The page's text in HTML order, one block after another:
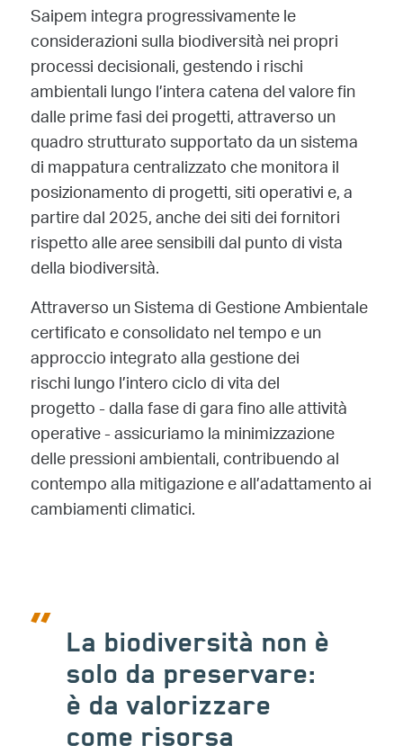
Saipem integra progressivamente le
considerazioni sulla biodiversità nei propri
processi decisionali, gestendo i rischi
ambientali lungo l’intera catena del valore fin
dalle prime fasi dei progetti, attraverso un
quadro strutturato supportato da un sistema
di mappatura centralizzato che monitora il
posizionamento di progetti, siti operativi e, a
partire dal 2025, anche dei siti dei fornitori
rispetto alle aree sensibili dal punto di vista
della biodiversità.
Attraverso un Sistema di Gestione Ambientale
certificato e consolidato nel tempo e un
approccio integrato alla gestione dei
rischi lungo l’intero ciclo di vita del
progetto - dalla fase di gara fino alle attività
operative - assicuriamo la minimizzazione
delle pressioni ambientali, contribuendo al
contempo alla mitigazione e all’adattamento ai
cambiamenti climatici.
La biodiversità non è
solo da preservare:
è da valorizzare
come risorsa